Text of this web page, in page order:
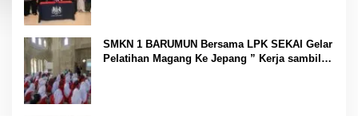
SMKN 1 BARUMUN Bersama LPK SEKAI Gelar
Pelatihan Magang Ke Jepang ” Kerja sambil